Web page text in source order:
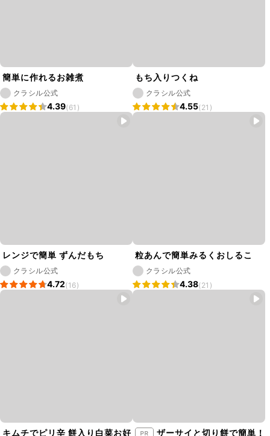
簡単に作れるお雑煮
クラシル公式
4.39(61)
もち入りつくね
クラシル公式
4.55(21)
レンジで簡単 ずんだもち
クラシル公式
4.72(16)
粒あんで簡単みるくおしるこ
クラシル公式
4.38(21)
キムチでピリ辛 餅入り白菜お好